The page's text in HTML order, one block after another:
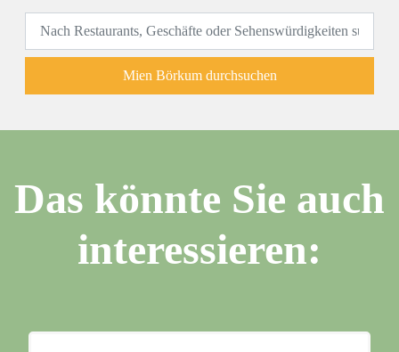
Mien Börkum durchsuchen
Das könnte Sie auch
interessieren: